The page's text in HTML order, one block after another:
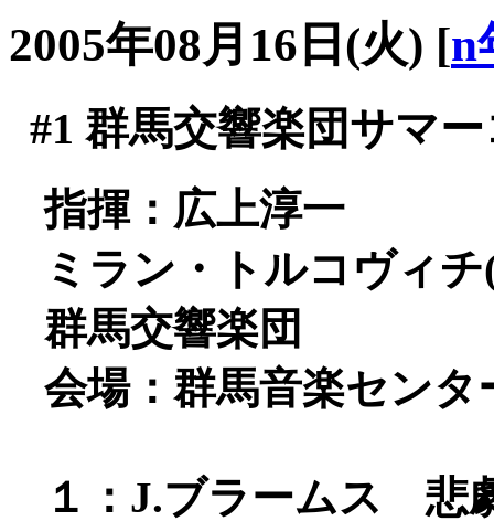
2005年08月16日(火) [n
#1 群馬交響楽団サマ
指揮：広上淳一
ミラン・トルコヴィ
群馬交響楽団
会場：群馬音楽センタ
１：J.ブラームス 悲